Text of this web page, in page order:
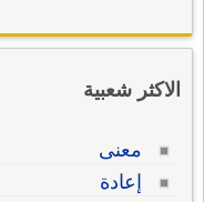
الاكثر شعبية
معنى
إعادة